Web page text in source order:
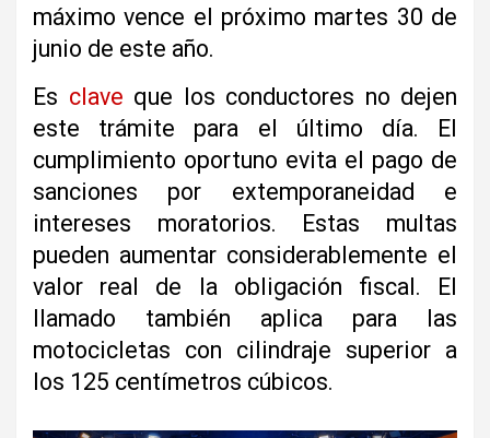
máximo vence el próximo martes 30 de
junio de este año.
Es clave que los conductores no dejen
este trámite para el último día. El
cumplimiento oportuno evita el pago de
sanciones por extemporaneidad e
intereses moratorios. Estas multas
pueden aumentar considerablemente el
valor real de la obligación fiscal. El
llamado también aplica para las
motocicletas con cilindraje superior a
los 125 centímetros cúbicos.